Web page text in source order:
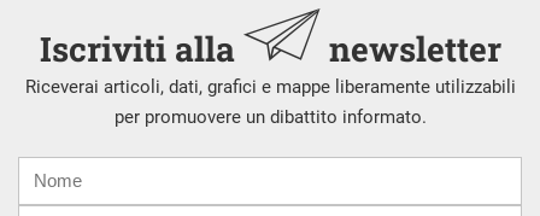
Iscriviti alla newsletter
Riceverai articoli, dati, grafici e mappe liberamente utilizzabili
per promuovere un dibattito informato.
mail